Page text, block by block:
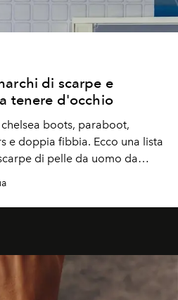
di scarpe e
tenere d'occhio
boots, paraboot,
e doppia fibbia. Ecco una lista
di pelle da uomo da